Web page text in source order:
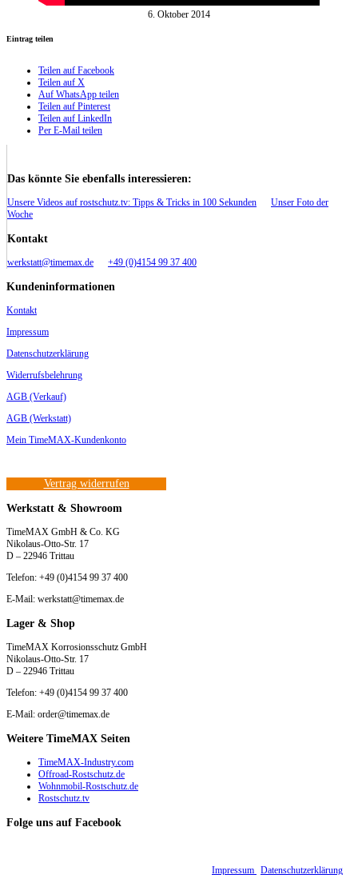
6. Oktober 2014
Eintrag teilen
Teilen auf Facebook
Teilen auf X
Auf WhatsApp teilen
Teilen auf Pinterest
Teilen auf LinkedIn
Per E-Mail teilen
Das könnte Sie ebenfalls interessieren:
Unsere Videos auf rostschutz.tv: Tipps & Tricks in 100 Sekunden
Unser Foto der
Woche
Kontakt
werkstatt@timemax.de +49 (0)4154 99 37 400
Kundeninformationen
Kontakt
Impressum
Datenschutzerklärung
Widerrufsbelehrung
AGB (Verkauf)
AGB (Werkstatt)
Mein TimeMAX-Kundenkonto
Vertrag widerrufen
Werkstatt & Showroom
TimeMAX GmbH & Co. KG
Nikolaus-Otto-Str. 17
D – 22946 Trittau
Telefon: +49 (0)4154 99 37 400
E-Mail: werkstatt@timemax.de
Lager & Shop
TimeMAX Korrosionsschutz GmbH
Nikolaus-Otto-Str. 17
D – 22946 Trittau
Telefon: +49 (0)4154 99 37 400
E-Mail: order@timemax.de
Weitere TimeMAX Seiten
TimeMAX-Industry.com
Offroad-Rostschutz.de
Wohnmobil-Rostschutz.de
Rostschutz.tv
Folge uns auf Facebook
Impressum Datenschutzerklärung